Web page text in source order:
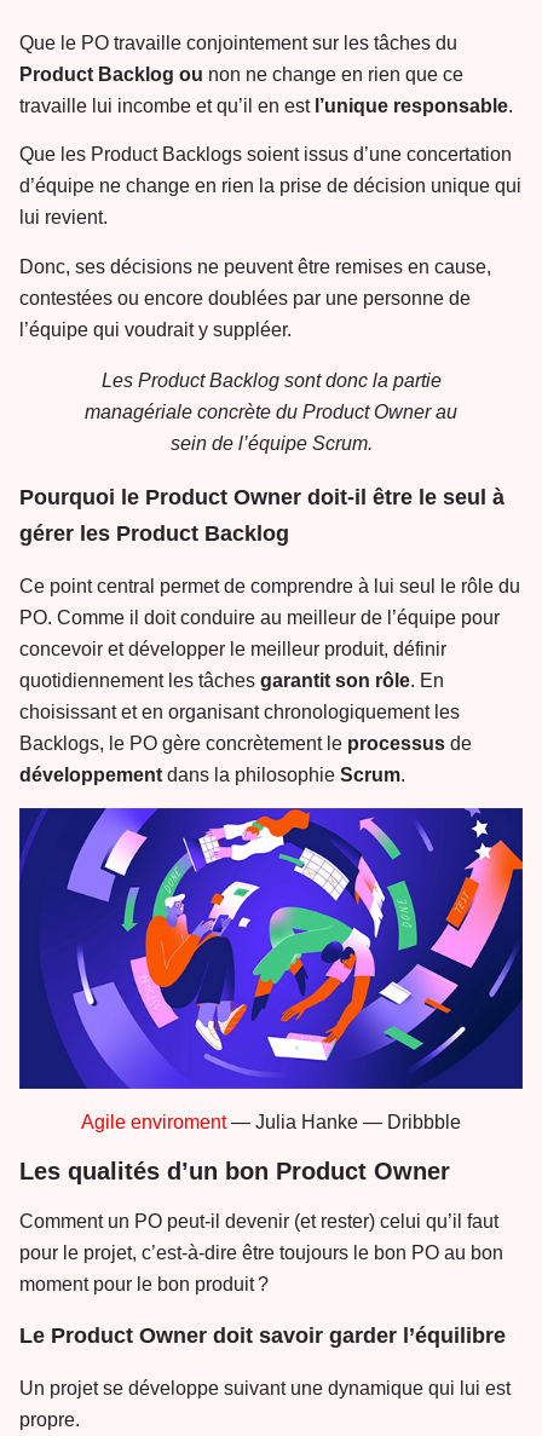
Que le PO travaille conjointement sur les tâches du
Product Backlog ou non ne change en rien que ce
travaille lui incombe et qu’il en est l’unique responsable.
Que les Product Backlogs soient issus d’une concertation
d’équipe ne change en rien la prise de décision unique qui
lui revient.
Donc, ses décisions ne peuvent être remises en cause,
contestées ou encore doublées par une personne de
l’équipe qui voudrait y suppléer.
Les Product Backlog sont donc la partie
managériale concrète du Product Owner au
sein de l’équipe Scrum.
Pourquoi le Product Owner doit-il être le seul à
gérer les Product Backlog
Ce point central permet de comprendre à lui seul le rôle du
PO. Comme il doit conduire au meilleur de l’équipe pour
concevoir et développer le meilleur produit, définir
quotidiennement les tâches garantit son rôle. En
choisissant et en organisant chronologiquement les
Backlogs, le PO gère concrètement le processus de
développement dans la philosophie Scrum.
Agile enviroment— Julia Hanke — Dribbble
Les qualités d’un bon Product Owner
Comment un PO peut-il devenir (et rester) celui qu’il faut
pour le projet, c’est-à-dire être toujours le bon PO au bon
moment pour le bon produit ?
Le Product Owner doit savoir garder l’équilibre
Un projet se développe suivant une dynamique qui lui est
propre.